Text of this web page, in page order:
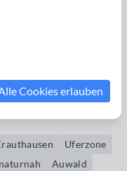
in Richtung
Uferzone
naturnah Auwald
Cookies erlauben